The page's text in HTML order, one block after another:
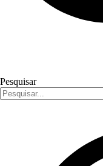
Pesquisar